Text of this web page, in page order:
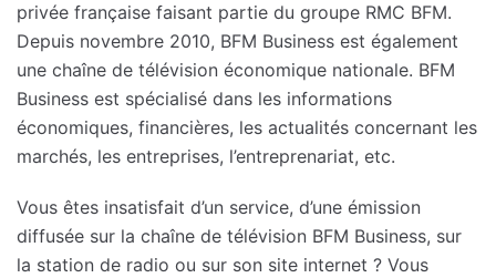
privée française faisant partie du groupe RMC BFM.
Depuis novembre 2010, BFM Business est également
une chaîne de télévision économique nationale. BFM
Business est spécialisé dans les informations
économiques, financières, les actualités concernant les
marchés, les entreprises, l’entreprenariat, etc.
Vous êtes insatisfait d’un service, d’une émission
diffusée sur la chaîne de télévision BFM Business, sur
la station de radio ou sur son site internet ? Vous